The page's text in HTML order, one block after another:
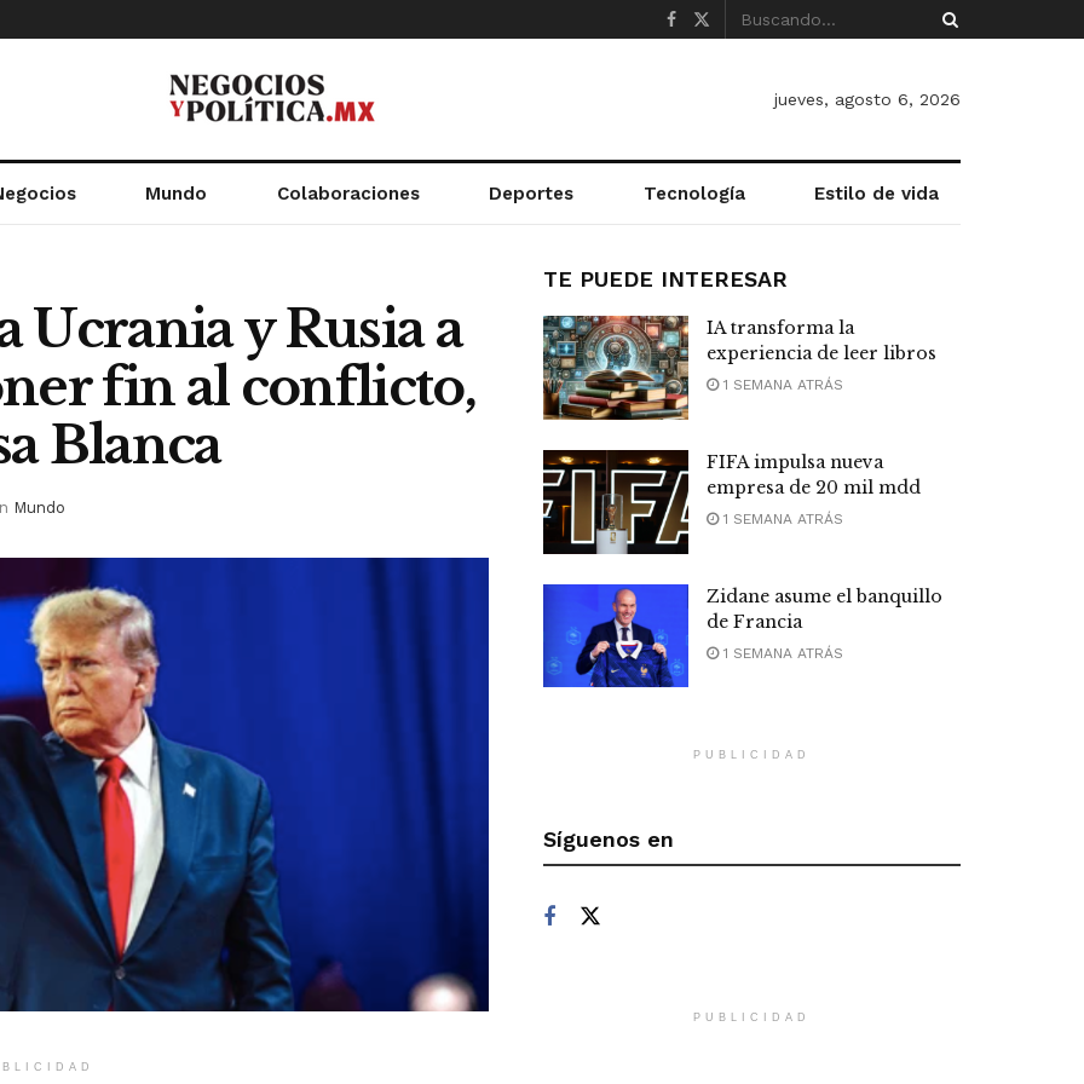
jueves, agosto 6, 2026
Mundo Colaboraciones Deportes Tecnología Estilo de vida
y Rusia a
fin al conflicto,
Blanca
Mundo
TE PUEDE INTERESAR
IA transforma la
experiencia de leer libros
1 SEMANA ATRÁS
FIFA impulsa nueva
empresa de 20 mil mdd
1 SEMANA ATRÁS
Zidane asume el banquillo
de Francia
1 SEMANA ATRÁS
PUBLICIDAD
Síguenos en
PUBLICIDAD